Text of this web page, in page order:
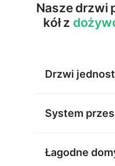
Nasze drzwi
kół z
Drzwi
Nasze drzwi
System
W naszych
Łagodne